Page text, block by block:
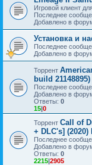
Игровой клиент
Последнее
Добавлено в
Установка и
Последнее
Добавлено в
Торрент
build
Последнее
Добавлено в
Ответы: 0
15|0
Торрент Call of
+ DLC's]
Последнее
Добавлено в
Ответы: 0
2215|2905